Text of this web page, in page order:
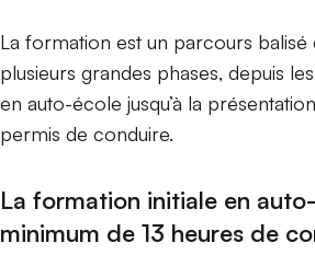
La formation est un parcours balisé
plusieurs grandes phases, depuis
en auto-école jusqu’à la
permis de conduire.
La formation initiale en
minimum de 13 heures de